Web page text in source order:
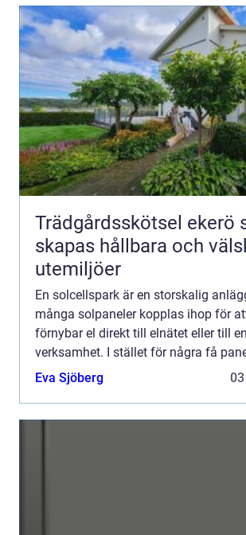
Trädgårdsskötsel ekerö så
skapas hållbara och
utemiljöer
En solcellspark är en storskalig
många solpaneler kopplas ihop för
förnybar el direkt till elnätet eller till
verksamhet. I stället för några få
villatak handlar det om hundratals
Eva Sjöberg